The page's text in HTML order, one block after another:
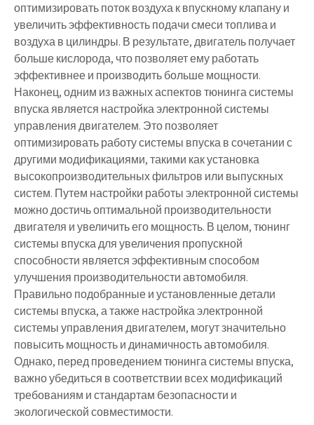
оптимизировать поток воздуха к впускному клапану и
увеличить эффективность подачи смеси топлива и
воздуха в цилиндры. В результате, двигатель получает
больше кислорода, что позволяет ему работать
эффективнее и производить больше мощности.
Наконец, одним из важных аспектов тюнинга системы
впуска является настройка электронной системы
управления двигателем. Это позволяет
оптимизировать работу системы впуска в сочетании с
другими модификациями, такими как установка
высокопроизводительных фильтров или выпускных
систем. Путем настройки работы электронной системы
можно достичь оптимальной производительности
двигателя и увеличить его мощность. В целом, тюнинг
системы впуска для увеличения пропускной
способности является эффективным способом
улучшения производительности автомобиля.
Правильно подобранные и установленные детали
системы впуска, а также настройка электронной
системы управления двигателем, могут значительно
повысить мощность и динамичность автомобиля.
Однако, перед проведением тюнинга системы впуска,
важно убедиться в соответствии всех модификаций
требованиям и стандартам безопасности и
экологической совместимости.